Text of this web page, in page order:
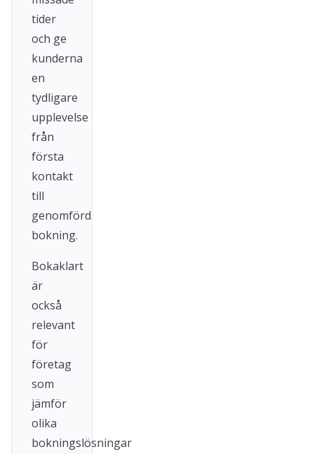
tider
och ge
kunderna
en
tydligare
upplevelse
från
första
kontakt
till
genomförd
bokning.
Bokaklart
är
också
relevant
för
företag
som
jämför
olika
bokningslösningar